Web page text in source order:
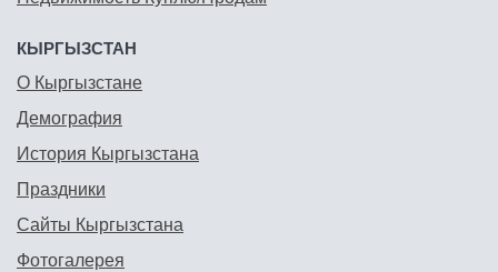
КЫРГЫЗСТАН
О Кыргызстане
Демография
История Кыргызстана
Праздники
Сайты Кыргызстана
Фотогалерея